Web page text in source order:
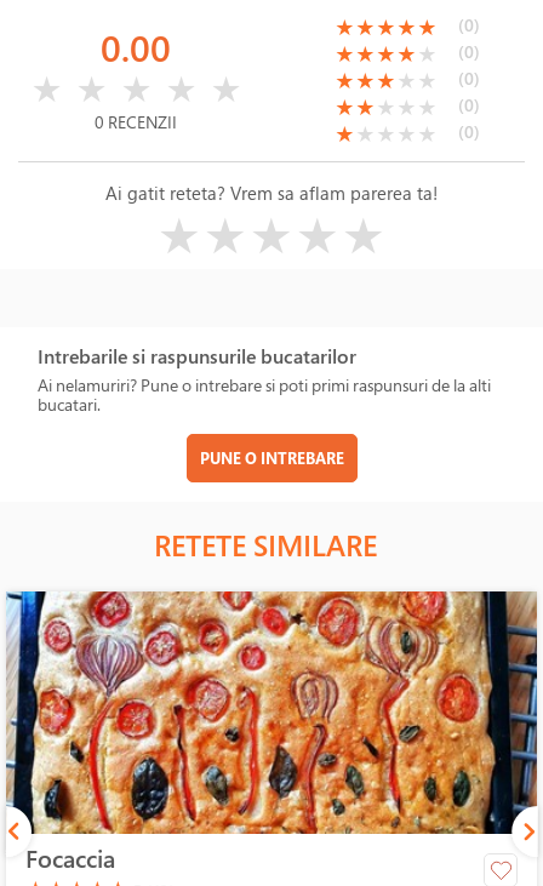
0.00
★ ★ ★ ★ ★
0 RECENZII
(*)
★(*)
★(*)
★(*)
★(*)
★ (0)
(*)
★(*)
★(*)
★(*)
★( )
★ (0)
(*)
★(*)
★(*)
★( )
★ ( )
★ (0)
(*)
★(*)
★( )
★ ( )
★ ( )
★ (0)
(*)
★( )
★ ( )
★ ( )
★ ( )
★ (0)
Ai gatit reteta? Vrem sa aflam parerea ta!
★★★★★
Intrebarile si raspunsurile bucatarilor
Ai nelamuriri? Pune o intrebare si poti primi raspunsuri de la alti
bucatari.
PUNE O INTREBARE
RETETE SIMILARE
Focaccia